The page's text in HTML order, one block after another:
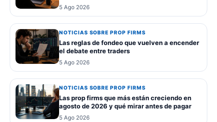
5 Ago 2026
NOTICIAS SOBRE PROP FIRMS
Las reglas de fondeo que vuelven a encender
el debate entre traders
5 Ago 2026
NOTICIAS SOBRE PROP FIRMS
Las prop firms que más están creciendo en
agosto de 2026 y qué mirar antes de pagar
5 Ago 2026